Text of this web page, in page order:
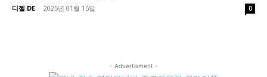
디젤 DE - 2025년 01월 15일 0
- Advertisment -